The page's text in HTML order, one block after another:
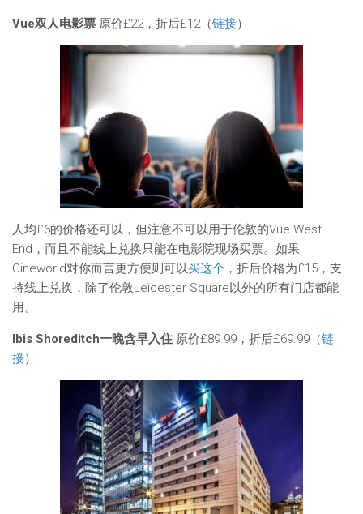
Vue双人电影票 原价£22，折后£12（链接）
人均£6的价格还可以，但注意不可以用于伦敦的Vue West
End，而且不能线上兑换只能在电影院现场买票。如果
Cineworld对你而言更方便则可以买这个 ，折后价格为£15，支
持线上兑换，除了伦敦Leicester Square以外的所有门店都能
用。
Ibis Shoreditch一晚含早入住 原价£89.99，折后£69.99（链
接）